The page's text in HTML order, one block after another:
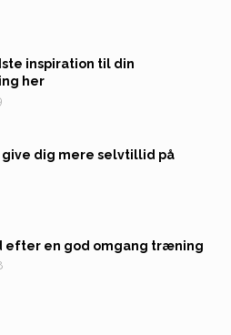
inspiration til din
her
give dig mere selvtillid på
efter en god omgang træning